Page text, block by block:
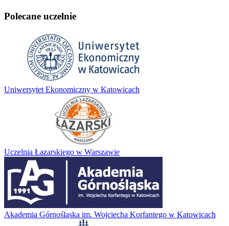
Polecane uczelnie
Uniwersytet Ekonomiczny w Katowicach
Uczelnia Łazarskiego w Warszawie
Akademia Górnośląska im. Wojciecha Korfantego w Katowicach